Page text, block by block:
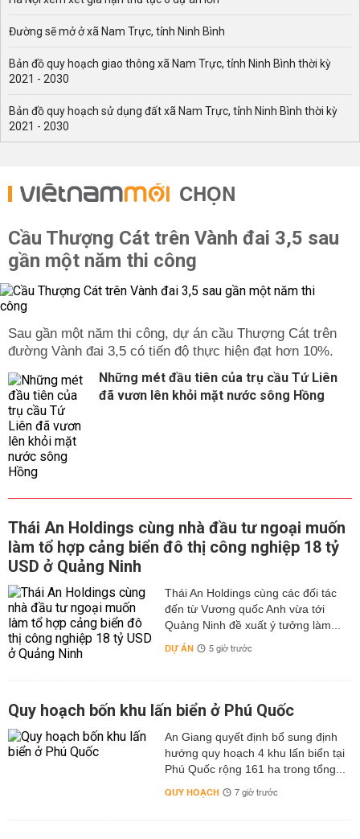
Đường sẽ mở ở xã Nam Trực, tỉnh Ninh Bình
Bản đồ quy hoạch giao thông xã Nam Trực, tỉnh Ninh Bình thời kỳ
2021 - 2030
Bản đồ quy hoạch sử dụng đất xã Nam Trực, tỉnh Ninh Bình thời kỳ
2021 - 2030
CHỌN
Cầu Thượng Cát trên Vành đai 3,5 sau
gần một năm thi công
Sau gần một năm thi công, dự án cầu Thượng Cát trên
đường Vành đai 3,5 có tiến độ thực hiện đạt hơn 10%.
Những mét đầu tiên của trụ cầu Tứ Liên
đã vươn lên khỏi mặt nước sông Hồng
Thái An Holdings cùng nhà đầu tư ngoại muốn
làm tổ hợp cảng biển đô thị công nghiệp 18 tỷ
USD ở Quảng Ninh
Thái An Holdings cùng các đối tác
đến từ Vương quốc Anh vừa tới
Quảng Ninh đề xuất ý tưởng làm...
DỰ ÁN 5 giờ trước
Quy hoạch bốn khu lấn biển ở Phú Quốc
An Giang quyết định bổ sung định
hướng quy hoạch 4 khu lấn biển tại
Phú Quốc rộng 161 ha trong tổng...
QUY HOẠCH 7 giờ trước